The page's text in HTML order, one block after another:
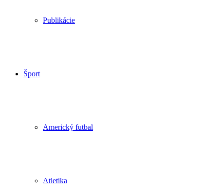
Publikácie
Šport
Americký futbal
Atletika